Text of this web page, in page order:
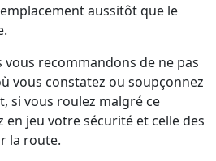
aussitôt que le
vous recommandons de ne pas
vous constatez ou soupçonnez
si vous roulez malgré ce
jeu votre sécurité et celle des
la route.